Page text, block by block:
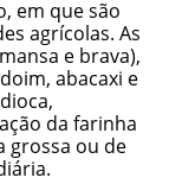
em que são
agrícolas. As
e brava),
abacaxi e
da farinha
grossa ou de